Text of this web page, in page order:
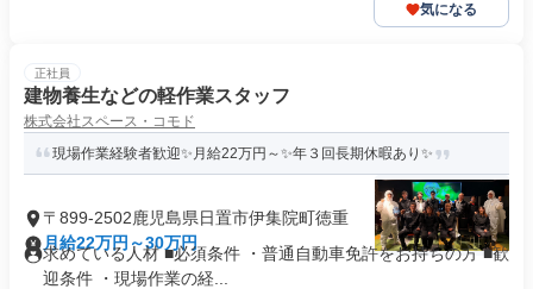
気になる
正社員
建物養生などの軽作業スタッフ
株式会社スペース・コモド
現場作業経験者歓迎✨月給22万円～✨年３回長期休暇あり✨
〒899-2502鹿児島県日置市伊集院町徳重
月給22万円～30万円
求めている人材 ■必須条件 ・普通自動車免許をお持ちの方 ■歓
迎条件 ・現場作業の経...